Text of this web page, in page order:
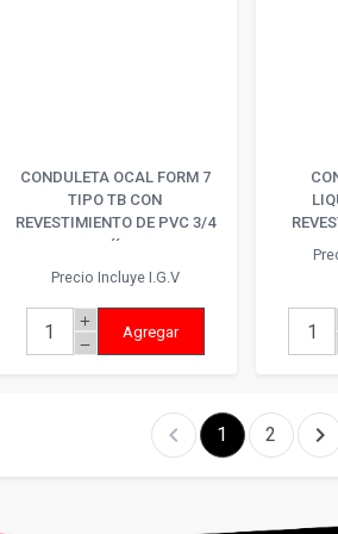
CONDULETA OCAL FORM 7
TIPO TB CON
REVESTIMIENTO DE PVC 3/4
´´
Precio Incluye I.G.V
add
remove
Agregar
chevron_left 1 2 chevron_right